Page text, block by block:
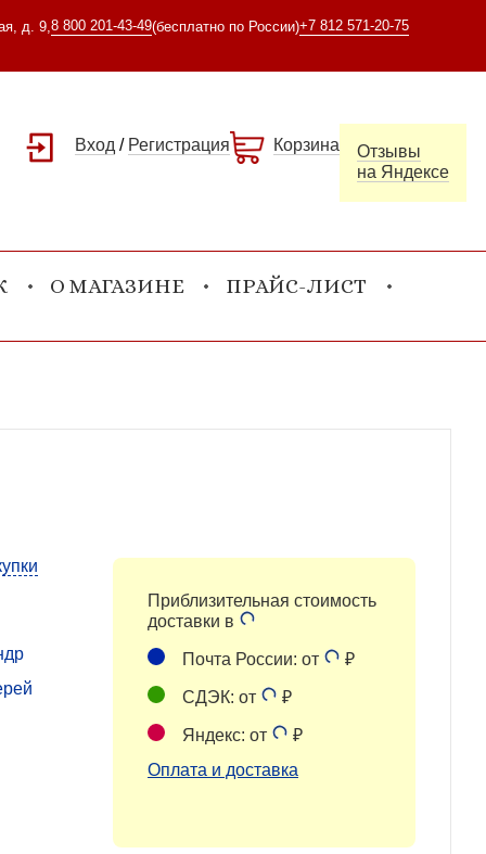
д. 9, 8 800 201-43-49(бесплатно по России)+7 812 571-20-75
Вход / Регистрация Корзина
Отзывы
на Яндексе
О МАГАЗИНЕ ПРАЙС-ЛИСТ
Приблизительная стоимость
доставки в
Почта России: от ₽
СДЭК: от ₽
Яндекс: от
₽
Оплата и доставка